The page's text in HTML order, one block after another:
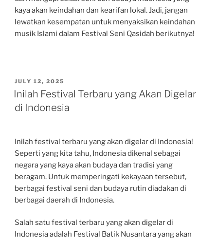
kaya akan keindahan dan kearifan lokal. Jadi, jangan
lewatkan kesempatan untuk menyaksikan keindahan
musik Islami dalam Festival Seni Qasidah berikutnya!
POSTED
ON
JULY 12, 2025
Inilah Festival Terbaru yang Akan Digelar
di Indonesia
Inilah festival terbaru yang akan digelar di Indonesia!
Seperti yang kita tahu, Indonesia dikenal sebagai
negara yang kaya akan budaya dan tradisi yang
beragam. Untuk memperingati kekayaan tersebut,
berbagai festival seni dan budaya rutin diadakan di
berbagai daerah di Indonesia.
Salah satu festival terbaru yang akan digelar di
Indonesia adalah Festival Batik Nusantara yang akan